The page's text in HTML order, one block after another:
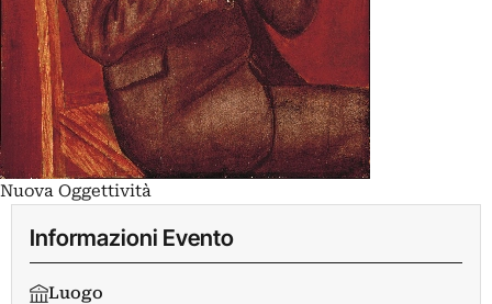
Nuova Oggettività
Informazioni Evento
Luogo